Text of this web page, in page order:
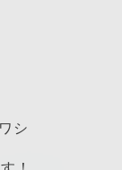
シ